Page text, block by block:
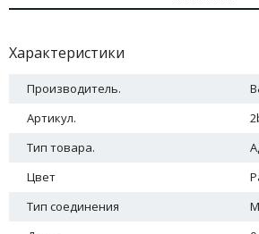
Характеристики
Производитель.
Артикул.
Тип товара.
Цвет
Тип соединения